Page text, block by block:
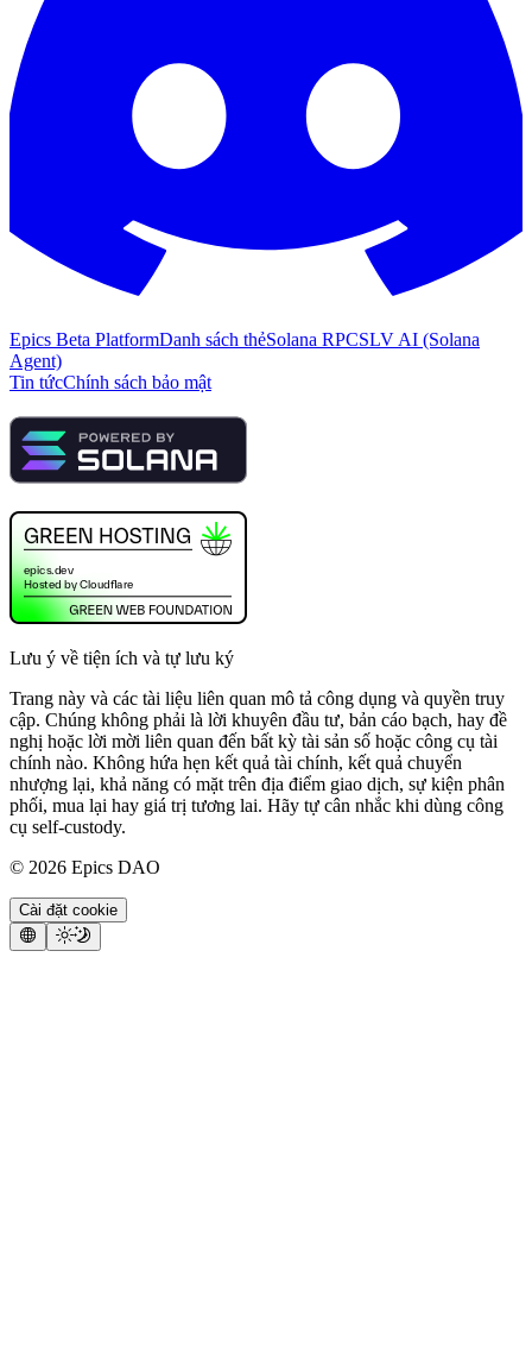
Epics Beta PlatformDanh sách thẻSolana RPCSLV AI (Solana
Agent)
Tin tứcChính sách bảo mật
Lưu ý về tiện ích và tự lưu ký
Trang này và các tài liệu liên quan mô tả công dụng và quyền truy
cập. Chúng không phải là lời khuyên đầu tư, bản cáo bạch, hay đề
nghị hoặc lời mời liên quan đến bất kỳ tài sản số hoặc công cụ tài
chính nào. Không hứa hẹn kết quả tài chính, kết quả chuyển
nhượng lại, khả năng có mặt trên địa điểm giao dịch, sự kiện phân
phối, mua lại hay giá trị tương lai. Hãy tự cân nhắc khi dùng công
cụ self-custody.
© 2026 Epics DAO
Cài đặt cookie